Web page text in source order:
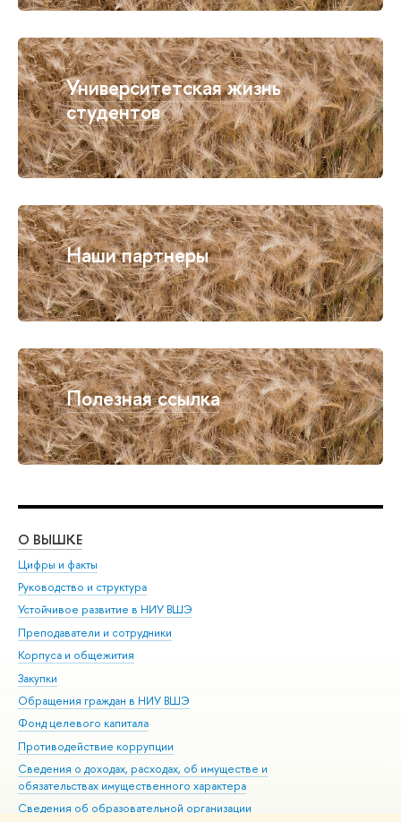
Университетская жизнь
студентов
Наши партнеры
Полезная ссылка
О ВЫШКЕ
Цифры и факты
Руководство и структура
Устойчивое развитие в НИУ ВШЭ
Преподаватели и сотрудники
Корпуса и общежития
Закупки
Обращения граждан в НИУ ВШЭ
Фонд целевого капитала
Противодействие коррупции
Сведения о доходах, расходах, об имуществе и
обязательствах имущественного характера
Сведения об образовательной организации